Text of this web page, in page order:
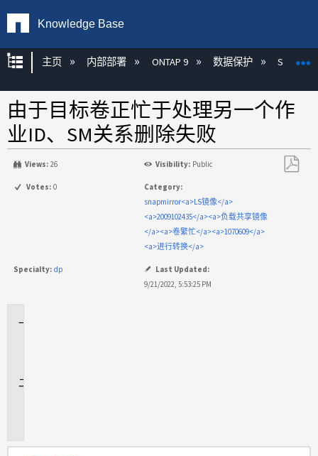
Knowledge Base
扩展/隐缩全局层次
主页 内部部署 ONTAP 9 数据保护
由于目标卷正忙于处理另一个作
业ID、SM关系删除失败
Views: 26 Visibility: Public
Votes: 0
Category:
snapmirror<a>LS镜像</a>
<a>2009102435</a><a>负载共享镜像
</a><a>卷繁忙</a><a>1070609</a>
<a>进行转换</a>
Specialty: dp
Last Updated:
9/21/2022, 5:53:25 PM